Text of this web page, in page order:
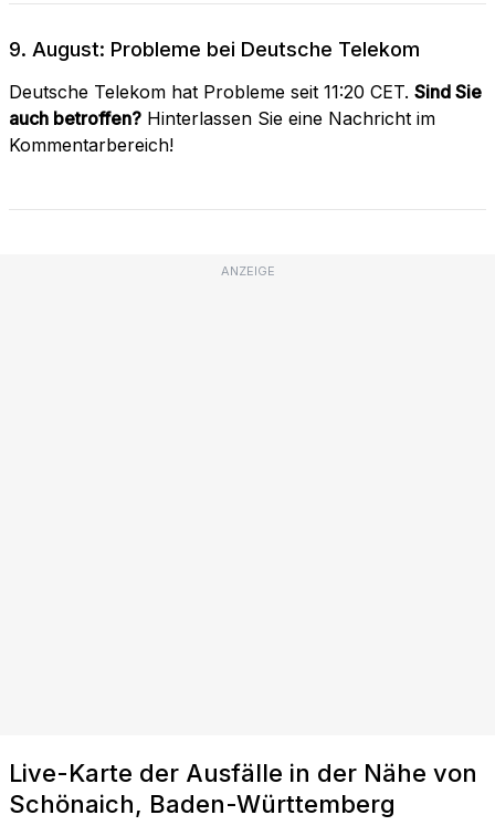
9. August: Probleme bei Deutsche Telekom
Deutsche Telekom hat Probleme seit 11:20 CET. Sind Sie
auch betroffen? Hinterlassen Sie eine Nachricht im
Kommentarbereich!
ANZEIGE
Live-Karte der Ausfälle in der Nähe von
Schönaich, Baden-Württemberg